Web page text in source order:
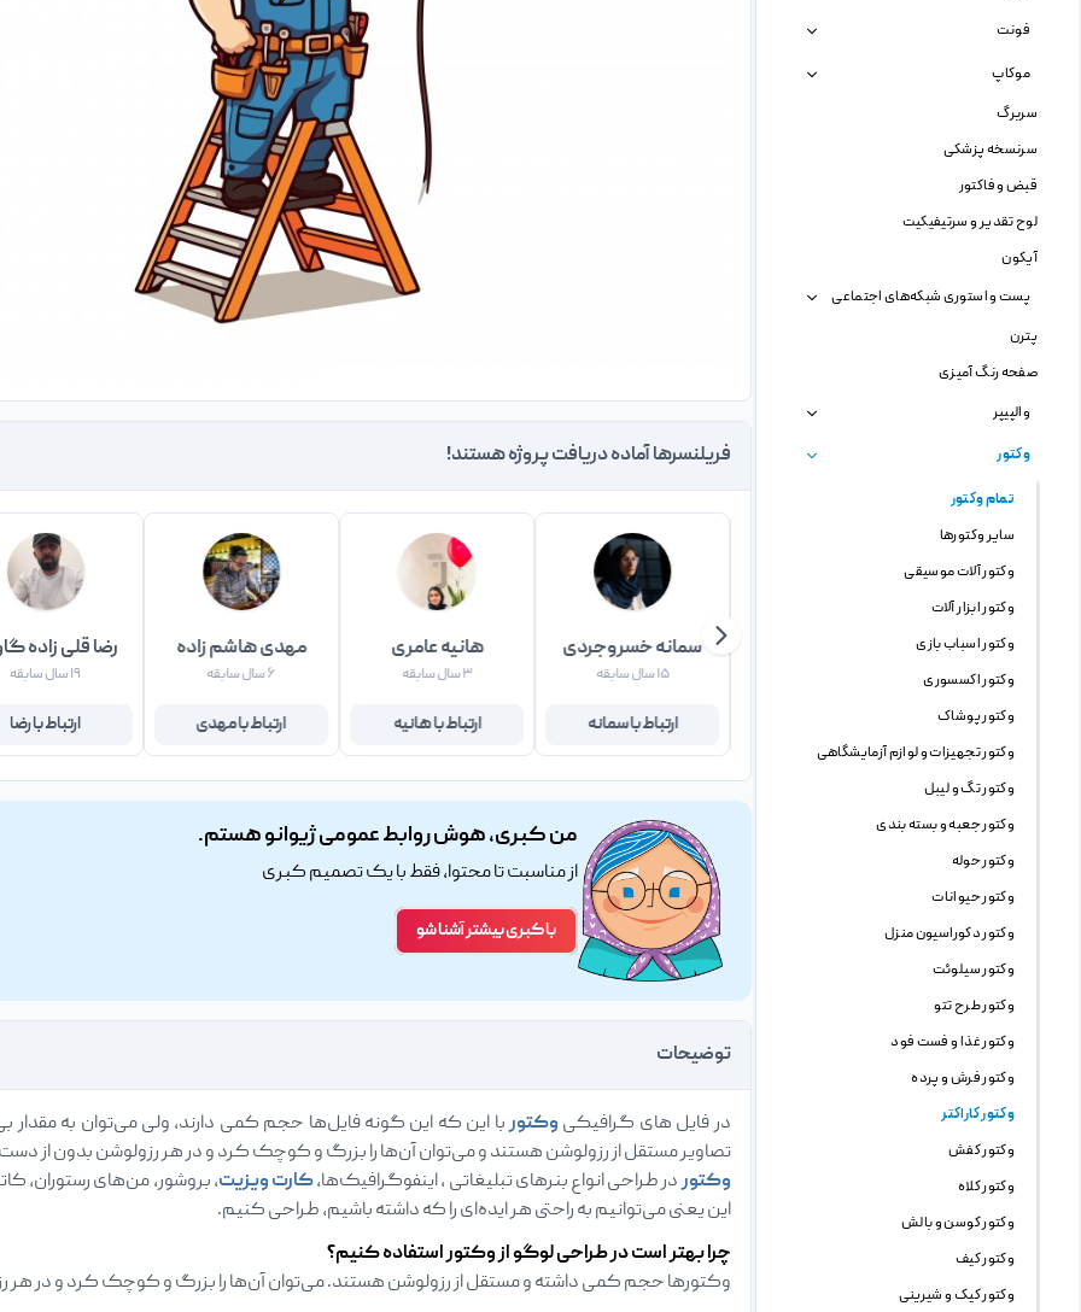
فونت
موکاپ
سربرگ
سرنسخه پزشکی
قبض و فاکتور
لوح تقدیر و سرتیفیکیت
آیکون
پست و استوری شبکه‌های اجتماعی
پترن
صفحه رنگ آمیزی
والپیپر
وکتور
تمام وکتور
سایر وکتورها
وکتور آلات موسیقی
وکتور ابزار آلات
وکتور اسباب بازی
وکتور اکسسوری
وکتور پوشاک
وکتور تجهیزات و لوازم آزمایشگاهی
وکتور تگ و لیبل
وکتور جعبه و بسته بندی
وکتور حوله
وکتور حیوانات
وکتور دکوراسیون منزل
وکتور سیلوئت
وکتور طرح تتو
وکتور غذا و فست فود
وکتور فرش و پرده
وکتور کاراکتر
وکتور کفش
وکتور کلاه
وکتور کوسن و بالش
وکتور کیف
وکتور کیک و شیرینی
فریلنسرها آماده دریافت پروژه هستند!
سمانه خسروجردی
۱۵ سال سابقه
ارتباط با سمانه
هانیه عامری
۳ سال سابقه
ارتباط با هانیه
مهدی هاشم زاده
۶ سال سابقه
ارتباط با مهدی
رضا قلی زاده
۱۹ سال سابقه
ارتباط با رضا
من کبری، هوش روابط عمومی ژیوانو هستم.
از مناسبت تا محتوا، فقط با یک تصمیم کبری
با کبری بیشتر آشنا شو
توضیحات
در فایل های گرافیکی وکتوربا این که این گونه فایل‌ها حجم کمی دارند، ولی می‌توان به مقدار
تصاویر مستقل از رزولوشن هستند و می‌توان آن‌ها را بزرگ و کوچک کرد و در هر رزولوشن بدون از
وکتوردر طراحی انواع بنرهای تبلیغاتی ، اینفوگرافیک‌ها،کارت ویزیت‌، بروشور‌، من‌های رستوران‌،
این یعنی می‌توانیم به راحتی هر ایده‌ای را که داشته باشیم، طراحی کنیم.
چرا بهتر است در طراحی لوگو از وکتور استفاده کنیم؟
وکتورها حجم کمی داشته و مستقل از رزولوشن هستند. می‌توان آن‌ها را بزرگ و کوچک کرد و در هر